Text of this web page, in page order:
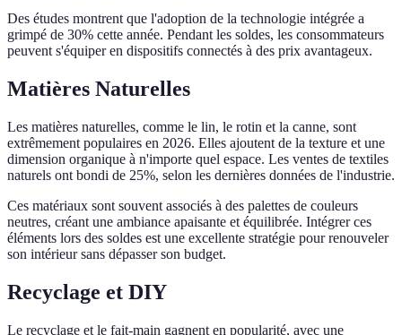
Des études montrent que l'adoption de la technologie intégrée a
grimpé de 30% cette année. Pendant les soldes, les consommateurs
peuvent s'équiper en dispositifs connectés à des prix avantageux.
Matières Naturelles
Les matières naturelles, comme le lin, le rotin et la canne, sont
extrêmement populaires en 2026. Elles ajoutent de la texture et une
dimension organique à n'importe quel espace. Les ventes de textiles
naturels ont bondi de 25%, selon les dernières données de l'industrie.
Ces matériaux sont souvent associés à des palettes de couleurs
neutres, créant une ambiance apaisante et équilibrée. Intégrer ces
éléments lors des soldes est une excellente stratégie pour renouveler
son intérieur sans dépasser son budget.
Recyclage et DIY
Le recyclage et le fait-main gagnent en popularité, avec une